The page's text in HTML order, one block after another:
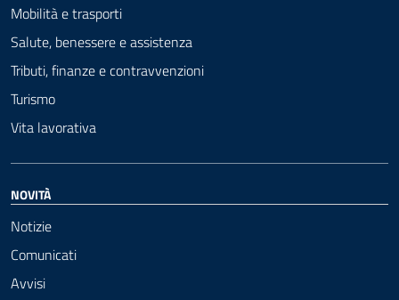
Mobilità e trasporti
Salute, benessere e assistenza
Tributi, finanze e contravvenzioni
Turismo
Vita lavorativa
NOVITÀ
Notizie
Comunicati
Avvisi